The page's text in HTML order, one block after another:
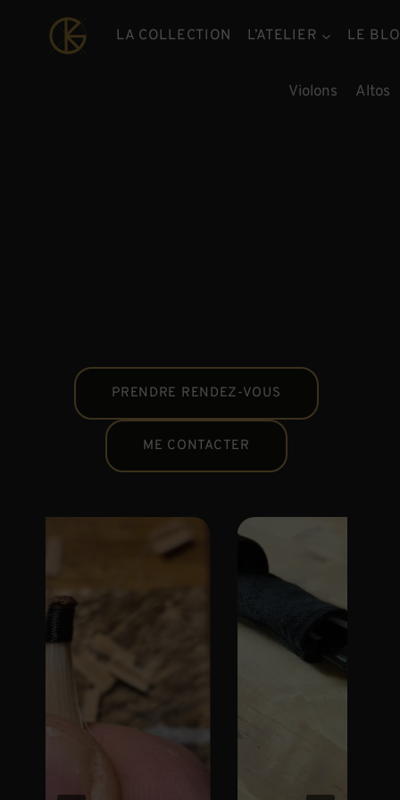
LA COLLECTION L’ATELIER LE
Violons Altos
PRENDRE RENDEZ-VOUS
ME CONTACTER